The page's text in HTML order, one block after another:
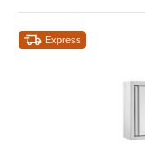
Express